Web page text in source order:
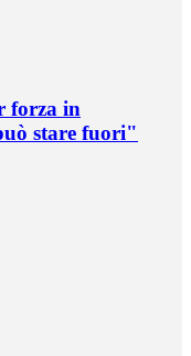
forza in
stare fuori"